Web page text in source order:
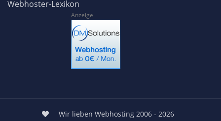
Webhoster-Lexikon
Anzeige
Wir lieben Webhosting 2006 - 2026